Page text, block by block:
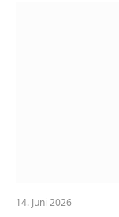
14. Juni 2026